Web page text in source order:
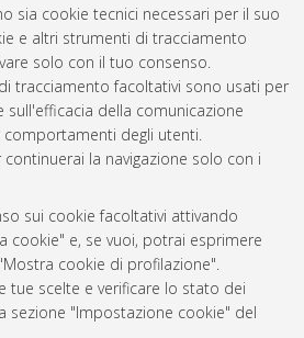
sia cookie tecnici necessari per il suo
e altri strumenti di tracciamento
solo con il tuo consenso.
tracciamento facoltativi sono usati per
sull'efficacia della comunicazione
comportamenti degli utenti.
la navigazione solo con i
sui cookie facoltativi attivando
cookie" e, se vuoi, potrai esprimere
cookie di profilazione".
tue scelte e verificare lo stato dei
sezione "Impostazione cookie" del